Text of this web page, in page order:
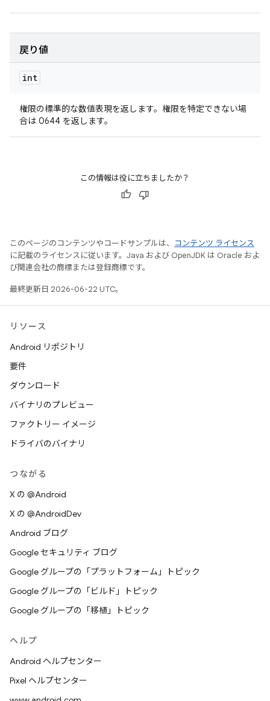
戻り値
int
権限の標準的な数値表現を返します。権限を特定できない場
合は 0644 を返します。
この情報は役に立ちましたか？
このページのコンテンツやコードサンプルは、
コンテンツ ライセンス
に記載のライセンスに従います。Java および OpenJDK は Oracle およ
び関連会社の商標または登録商標です。
最終更新日 2026-06-22 UTC。
リソース
Android リポジトリ
要件
ダウンロード
バイナリのプレビュー
ファクトリー イメージ
ドライバのバイナリ
つながる
X の @Android
X の @AndroidDev
Android ブログ
Google セキュリティ ブログ
Google グループの「プラットフォーム」トピック
Google グループの「ビルド」トピック
Google グループの「移植」トピック
ヘルプ
Android ヘルプセンター
Pixel ヘルプセンター